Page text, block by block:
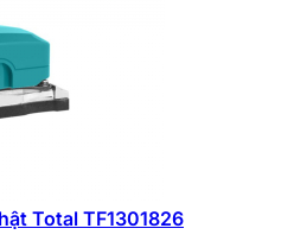
Total TF1301826